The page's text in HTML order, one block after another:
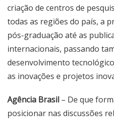
criação de centros de
todas as regiões do país, a
pós-graduação até as
internacionais, passando
desenvolvimento
as inovações e projetos
Agência Brasil – De que
posicionar nas discussões